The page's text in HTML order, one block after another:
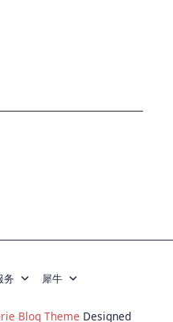
务 犀牛
Blog Theme Designed